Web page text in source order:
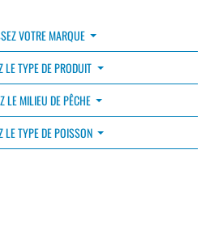
VOTRE MARQUE
LE TYPE DE PRODUIT
LE MILIEU DE PÊCHE
LE TYPE DE POISSON